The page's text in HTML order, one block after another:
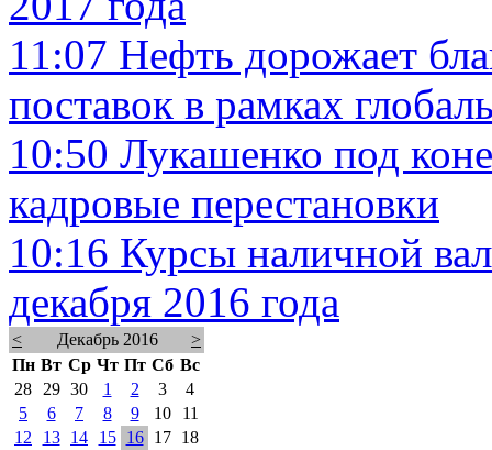
11:07 Нефть дорожает
поставок в рамках
10:50 Лукашенко под
кадровые перестановки
10:16 Курсы наличной
декабря 2016 года
< Декабрь 2016
>
Пн Вт Ср Чт Пт Сб Вс
28
29 30 1 2 3
4
5
6 7 8 9 10
11
12
13 14 15 16 17
18